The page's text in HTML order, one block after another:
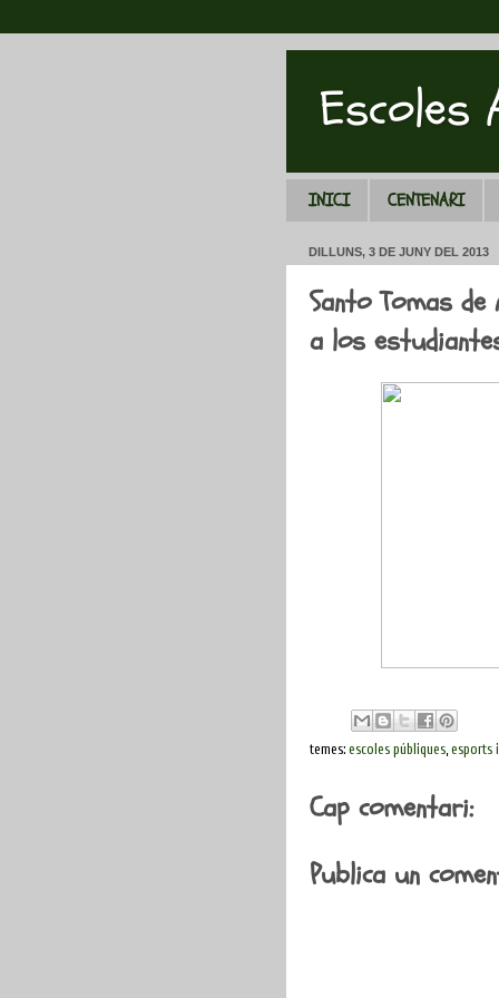
Escoles
INICI CENTENARI
DILLUNS, 3 DE JUNY DEL 2013
Santo Tomas
a los
temes: escoles públiques,esports
Cap comentari:
Publica un